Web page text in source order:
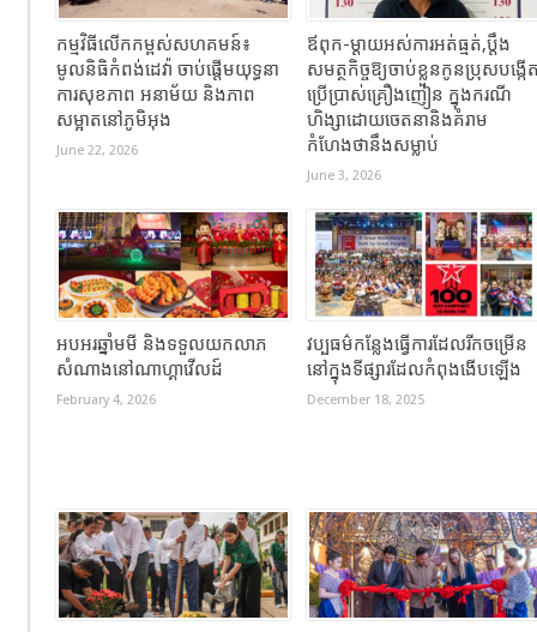
កម្មវិធីលើកកម្ពស់សហគមន៍៖
មូលនិធិកំពង់ដេវ៉ា ចាប់ផ្តើមយុទ្ធនា
ការសុខភាព អនាម័យ និងភាព
សម្អាតនៅភូមិអុង
June 22, 2026
ឪពុក-ម្ដាយអស់ការអត់ធ្មត់,ប្ដឹង
សមត្ថកិច្ចឱ្យចាប់ខ្លួនកូនប្រុសបង្កើ
ប្រើប្រាស់គ្រឿងញៀន ក្នុងករណី
ហិង្សាដោយចេតនានិងគំរាម
កំហែងថានឹងសម្លាប់
June 3, 2026
អបអរឆ្នាំមមី និងទទួលយកលាភ
សំណាងនៅណាហ្គាវើលដ៍
February 4, 2026
វប្បធម៌កន្លែងធ្វើការដែលរីកចម្រើន
នៅក្នុងទីផ្សារដែលកំពុងងើបឡើង
December 18, 2025